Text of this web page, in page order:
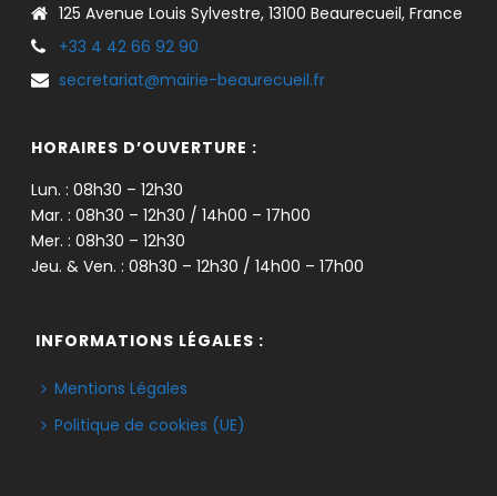
125 Avenue Louis Sylvestre, 13100 Beaurecueil, France
+33 4 42 66 92 90
secretariat@mairie-beaurecueil.fr
HORAIRES D’OUVERTURE :
Lun. : 08h30 – 12h30
Mar. : 08h30 – 12h30 / 14h00 – 17h00
Mer. : 08h30 – 12h30
Jeu. & Ven. : 08h30 – 12h30 / 14h00 – 17h00
INFORMATIONS LÉGALES :
Mentions Légales
Politique de cookies (UE)